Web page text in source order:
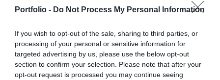
Portfolio - Do Not Process My Personal Information
If you wish to opt-out of the sale, sharing to third parties, or
processing of your personal or sensitive information for
targeted advertising by us, please use the below opt-out
section to confirm your selection. Please note that after your
opt-out request is processed you may continue seeing
Négy vagy
jelentkezése
esetén*
(-20%)
164 900 HUF